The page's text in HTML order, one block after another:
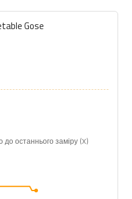
Gose
до останнього заміру (X)